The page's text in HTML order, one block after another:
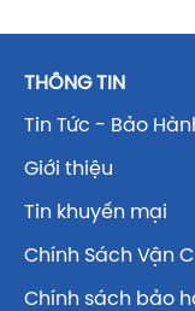
THÔNG TIN
Tin Tức - Bảo
Giới thiệu
Tin khuyến mại
Chính Sách Vận
Chính sách bảo